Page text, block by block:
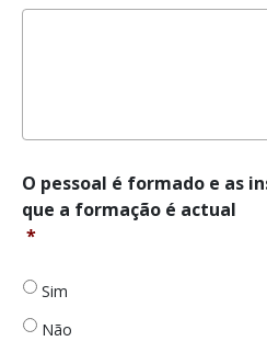
O
pessoal
é
as
instalações
garantem
O pessoal é formado e as
que a formação é actual
*
Sim
Não